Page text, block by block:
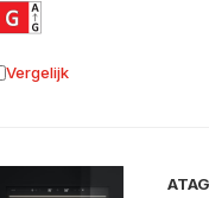
Vergelijk aan vergelijking